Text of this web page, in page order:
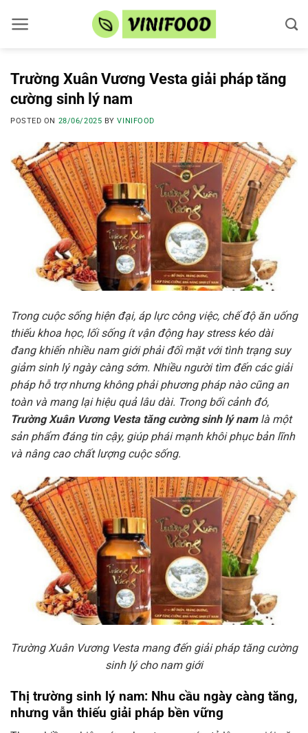
Trường Xuân Vương Vesta giải pháp tăng
cường sinh lý nam
POSTED ON 28/06/2025 BYVINIFOOD
Trong cuộc sống hiện đại, áp lực công việc, chế độ ăn uống
thiếu khoa học, lối sống ít vận động hay stress kéo dài
đang khiến nhiều nam giới phải đối mặt với tình trạng suy
giảm sinh lý ngày càng sớm. Nhiều người tìm đến các giải
pháp hỗ trợ nhưng không phải phương pháp nào cũng an
toàn và mang lại hiệu quả lâu dài. Trong bối cảnh đó,
Trường Xuân Vương Vesta tăng cường sinh lý namlà một
sản phẩm đáng tin cậy, giúp phái mạnh khôi phục bản lĩnh
và nâng cao chất lượng cuộc sống.
Trường Xuân Vương Vesta mang đến giải pháp tăng cường
sinh lý cho nam giới
Thị trường sinh lý nam: Nhu cầu ngày càng tăng,
nhưng vẫn thiếu giải pháp bền vững